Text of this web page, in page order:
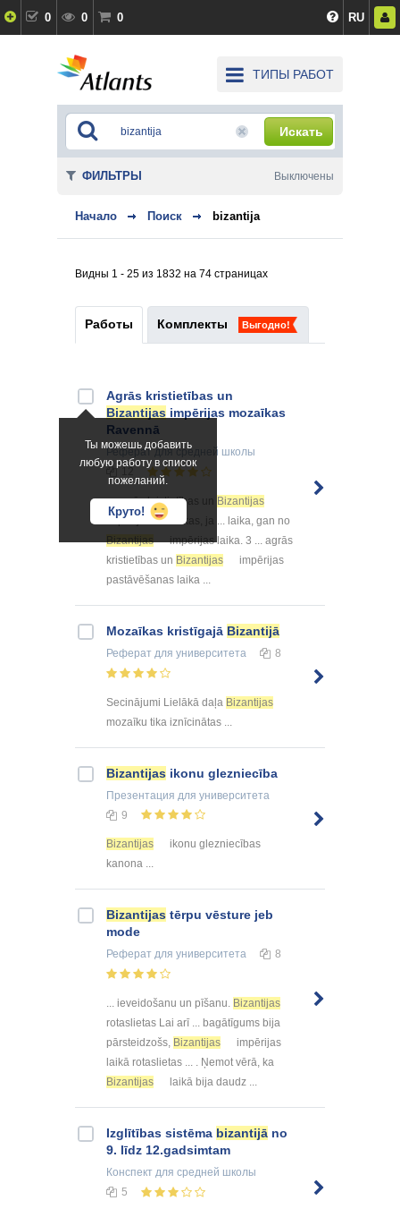
0 0 0 RU
ТИПЫ РАБОТ
Искать
Начало Поиск bizantija
Видны 1 - 25 из 1832 на 74 страницах
Работы Комплекты Выгодно!
Ты можешь добавить
любую работу в список
пожеланий.
Круто!
Agrās kristietības un
Bizantijas impērijas mozaīkas
Ravennā
Рефератдля средней школы
... agrās kristietības un Bizantijas
impērijas mozaīkas, ja ... laika, gan no
Bizantijas
impērijas laika. 3 ... agrās
kristietības un Bizantijas
impērijas
pastāvēšanas laika ...
Mozaīkas kristīgajā Bizantijā
Реферат для университета 8
Secinājumi Lielākā daļa Bizantijas
mozaīku tika iznīcinātas ...
Bizantijas ikonu glezniecība
Презентация для университета
9
Bizantijas
ikonu glezniecības
kanona ...
Bizantijas tērpu vēsture jeb
mode
Реферат для университета 8
... ieveidošanu un pīšanu. Bizantijas
rotaslietas Lai arī ... bagātīgums bija
pārsteidzošs, Bizantijas
impērijas
laikā rotaslietas ... . Ņemot vērā, ka
Bizantijas
laikā bija daudz ...
Izglītības sistēma bizantijā no
9. līdz 12.gadsimtam
Конспект для средней школы
5
ФИЛЬТРЫ Выключены